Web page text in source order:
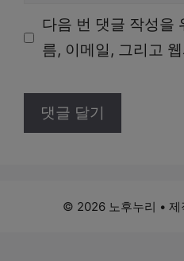
다음 번 댓글 작성을
름, 이메일, 그리고
© 2026 노후누리 • 제